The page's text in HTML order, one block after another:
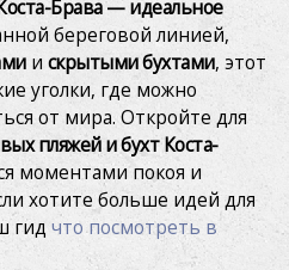
Брава — идеальное
береговой линией,
и скрытыми бухтами, этот
уголки, где можно
от мира. Откройте для
пляжей и бухт Коста-
моментами покоя и
хотите больше идей для
гид что посмотреть в